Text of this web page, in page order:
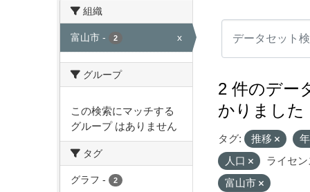
組織
富山市 - 2 x
グループ
この検索にマッチする
グループ はありません
タグ
グラフ - 2
2 件のデー
かりました
タグ: 推移
人口
ライセン
富山市